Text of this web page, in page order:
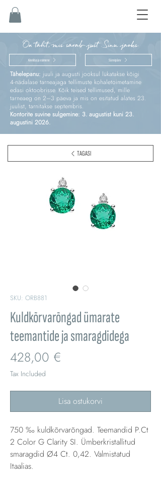
On täht, mis särab just Sinu jaoks
Kinnitus ja esimene Sünnipäev
Tähelepanu: juuli ja augusti jooksul lükatakse kõigi
4‑nädalase tarneajaga tellimuste kohaletoimetamine
edasi oktoobrisse. Kõik teised tellimused, mille
tarneaeg on 2–3 päeva ja mis on esitatud alates 23.
juulist, tarnitakse septembris.
Kontorite suvine sulgemine: 3. augustist kuni 23.
augustini 2026.
SKU: ORB881
Kuldkõrvarõngad ümarate
teemantide ja smaragdidega
428,00 €
Tax Included
Lisa ostukorvi
750 ‰ kuldkõrvarõngad. Teemandid P.Ct
2 Color G Clarity SI. Ümberkristallitud
smaragdid Ø4 Ct. 0,42. Valmistatud
Itaalias.
TAGASI